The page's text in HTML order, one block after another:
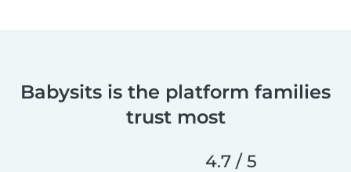
Babysits is the platform families
trust most
4.7 / 5